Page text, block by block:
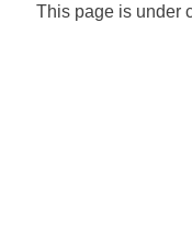
This page is under